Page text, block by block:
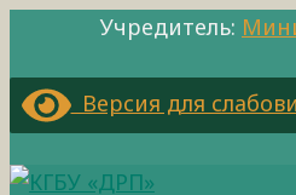
Учредитель:
Версия для